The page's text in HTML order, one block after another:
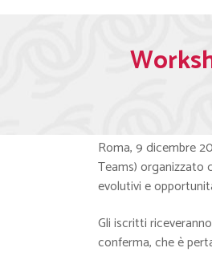
Roma, 9 dicembre
Teams) organizzato
evolutivi e
Gli iscritti
conferma, che è